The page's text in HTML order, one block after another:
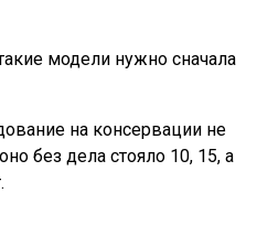
модели нужно сначала
на консервации не
без дела стояло 10, 15, а